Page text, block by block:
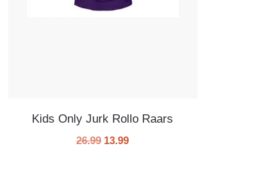
Kids Only Jurk Rollo Raars
26.99 13.99